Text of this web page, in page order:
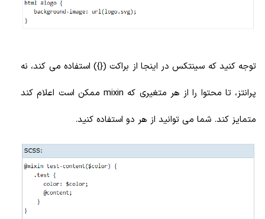
توجه کنید که سینتکس در اینجا از براکت ({}) استفاده می کند، نه
پرانتز، تا محتوا را از هر متغیری که mixin ممکن است اعلام کند
متمایز کند. شما می توانید از هر دو استفاده کنید.